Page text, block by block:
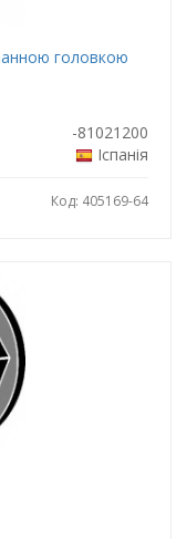
головкою
-81021200
Іспанія
Код: 405169-64